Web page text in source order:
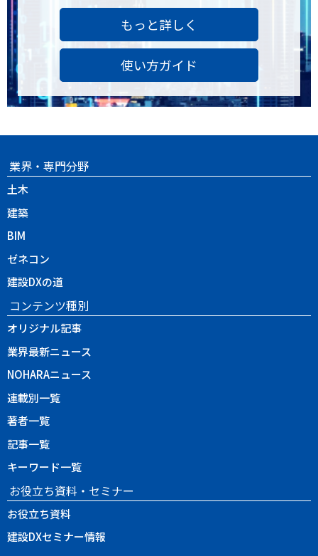
もっと詳しく
使い方ガイド
業界・専門分野
土木
建築
BIM
ゼネコン
建設DXの道
コンテンツ種別
オリジナル記事
業界最新ニュース
NOHARAニュース
連載別一覧
著者一覧
記事一覧
キーワード一覧
お役立ち資料・セミナー
お役立ち資料
建設DXセミナー情報